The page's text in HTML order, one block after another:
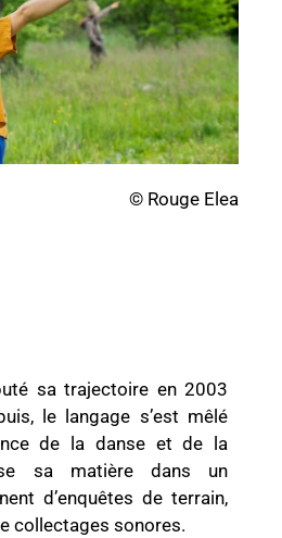
© Rouge Elea
sa trajectoire en 2003
le langage s’est mêlé
de la danse et de la
sa matière dans un
d’enquêtes de terrain,
collectages sonores.